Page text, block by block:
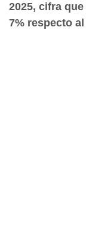
2025, cifra
7% respecto